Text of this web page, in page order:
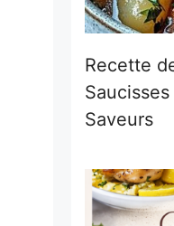
Recette
Saveurs